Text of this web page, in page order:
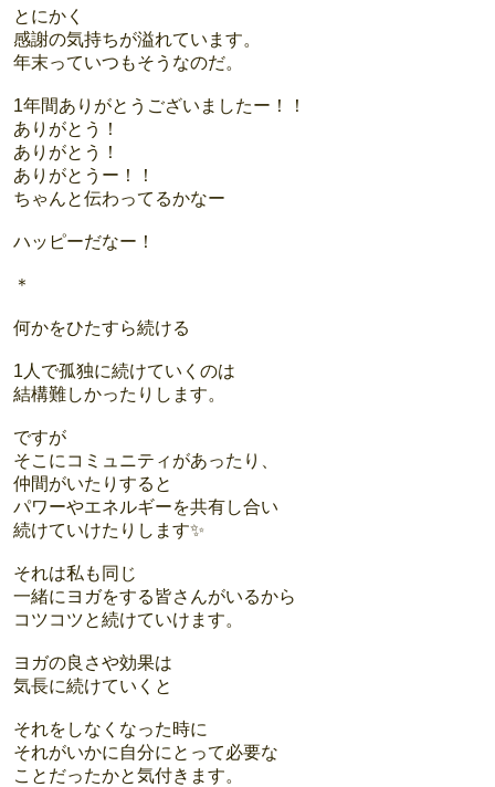
とにかく
感謝の気持ちが溢れています。
年末っていつもそうなのだ。
1年間ありがとうございましたー！！
ありがとう！
ありがとう！
ありがとうー！！
ちゃんと伝わってるかなー
ハッピーだなー！
＊
何かをひたすら続ける
1人で孤独に続けていくのは
結構難しかったりします。
ですが
そこにコミュニティがあったり、
仲間がいたりすると
パワーやエネルギーを共有し合い
続けていけたりします✨
それは私も同じ
一緒にヨガをする皆さんがいるから
コツコツと続けていけます。
ヨガの良さや効果は
気長に続けていくと
それをしなくなった時に
それがいかに自分にとって必要な
ことだったかと気付きます。